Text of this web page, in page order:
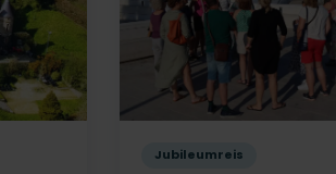
Jubileumreis